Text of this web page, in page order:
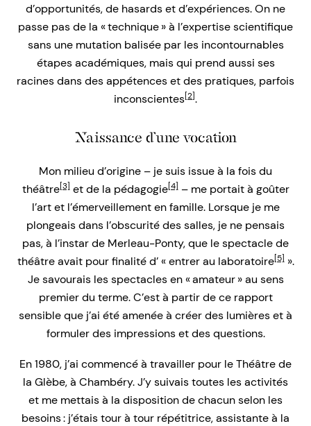
d’opportunités, de hasards et d’expériences. On ne
passe pas de la « technique » à l’expertise scientifique
sans une mutation balisée par les incontournables
étapes académiques, mais qui prend aussi ses
racines dans des appétences et des pratiques, parfois
inconscientes[2].
Naissance d’une vocation
Mon milieu d’origine – je suis issue à la fois du
théâtre[3]et de la pédagogie[4]– me portait à goûter
l’art et l’émerveillement en famille. Lorsque je me
plongeais dans l’obscurité des salles, je ne pensais
pas, à l’instar de Merleau-Ponty, que le spectacle de
théâtre avait pour finalité d’ « entrer au laboratoire[5]».
Je savourais les spectacles en « amateur » au sens
premier du terme. C’est à partir de ce rapport
sensible que j’ai été amenée à créer des lumières et à
formuler des impressions et des questions.
En 1980, j’ai commencé à travailler pour le Théâtre de
la Glèbe, à Chambéry. J’y suivais toutes les activités
et me mettais à la disposition de chacun selon les
besoins : j’étais tour à tour répétitrice, assistante à la